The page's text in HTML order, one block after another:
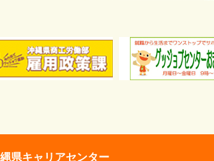
県キャリアセンター